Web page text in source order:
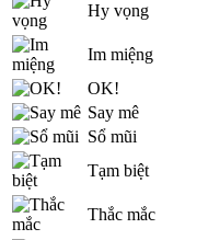
Hy vọng
Im miệng
OK!
Say mê
Sổ mũi
Tạm biệt
Thắc mắc